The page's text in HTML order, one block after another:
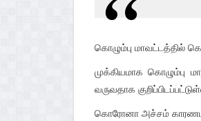
கொழும்பு மாவட்டத்தில்
முக்கியமாக கொழும்பு
வருவதாக
கொரோனா அச்சம்